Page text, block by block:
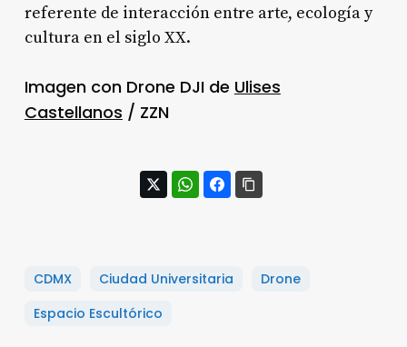
referente de interacción entre arte, ecología y
cultura en el siglo XX.
Imagen con Drone DJI de Ulises
Castellanos / ZZN
CDMX Ciudad Universitaria
Drone
Espacio Escultórico